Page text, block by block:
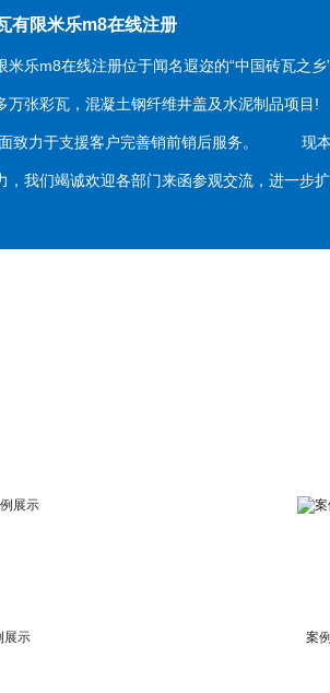
有限米乐m8在线注册
m8在线注册位于闻名遐迩的“中国砖瓦之乡
万张彩瓦，混凝土钢纤维井盖及水泥制品项
致力于支援客户完善销前销后服务。 现本
，我们竭诚欢迎各部门来函参观交流，进一
展示 案